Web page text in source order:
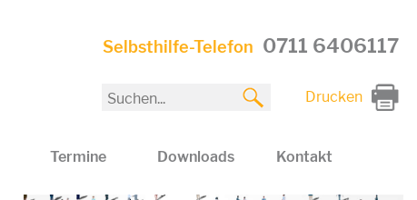
Selbsthilfe-Telefon 0711 6406117
Drucken
Termine Downloads Kontakt